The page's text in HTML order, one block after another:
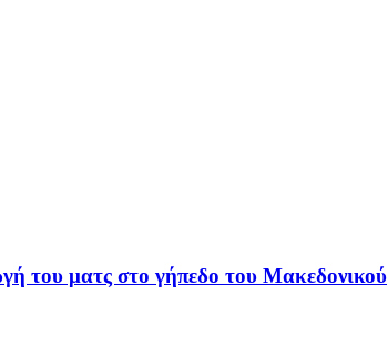
του ματς στο γήπεδο του Μακεδονικού